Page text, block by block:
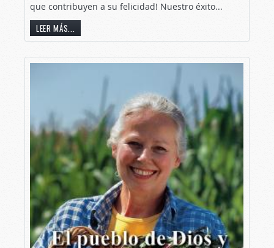
que contribuyen a su felicidad! Nuestro éxito...
LEER MÁS...